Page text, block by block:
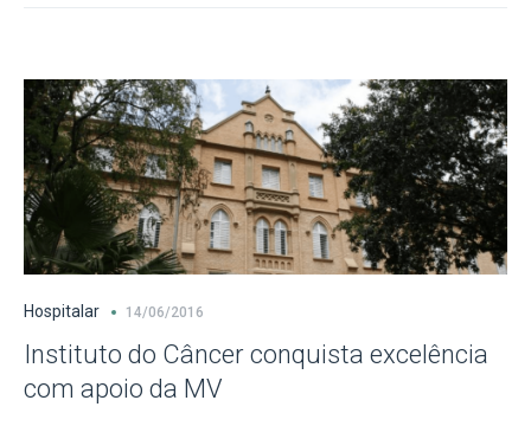
Hospitalar 14/06/2016
Instituto do Câncer conquista excelência
com apoio da MV